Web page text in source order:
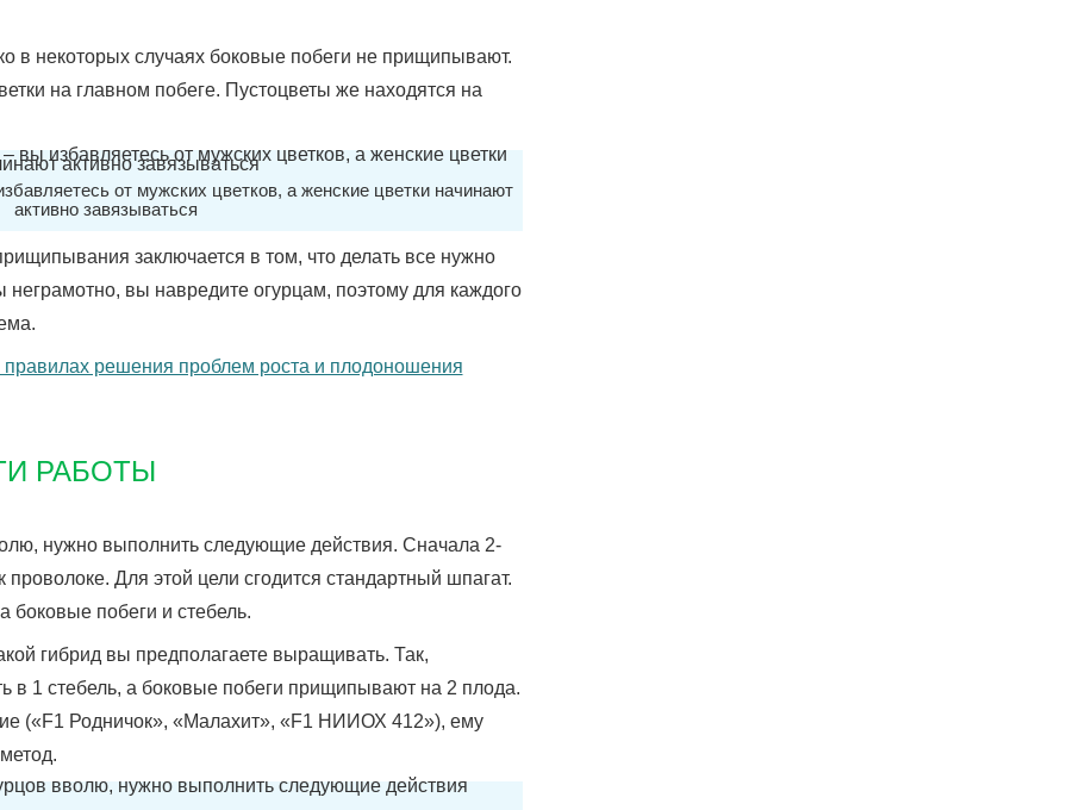
в некоторых случаях боковые побеги не прищипывают.
на главном побеге. Пустоцветы же находятся на
от мужских цветков, а женские цветки начинают
активно завязываться
заключается в том, что делать все нужно
вы навредите огурцам, поэтому для каждого
правилах решения проблем роста и плодоношения
РАБОТЫ
нужно выполнить следующие действия. Сначала 2-
Для этой цели сгодится стандартный шпагат.
боковые побеги и стебель.
гибрид вы предполагаете выращивать. Так,
1 стебель, а боковые побеги прищипывают на 2 плода.
(«F1 Родничок», «Малахит», «F1 НИИОХ 412»), ему